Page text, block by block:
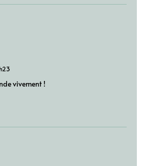
vivement !